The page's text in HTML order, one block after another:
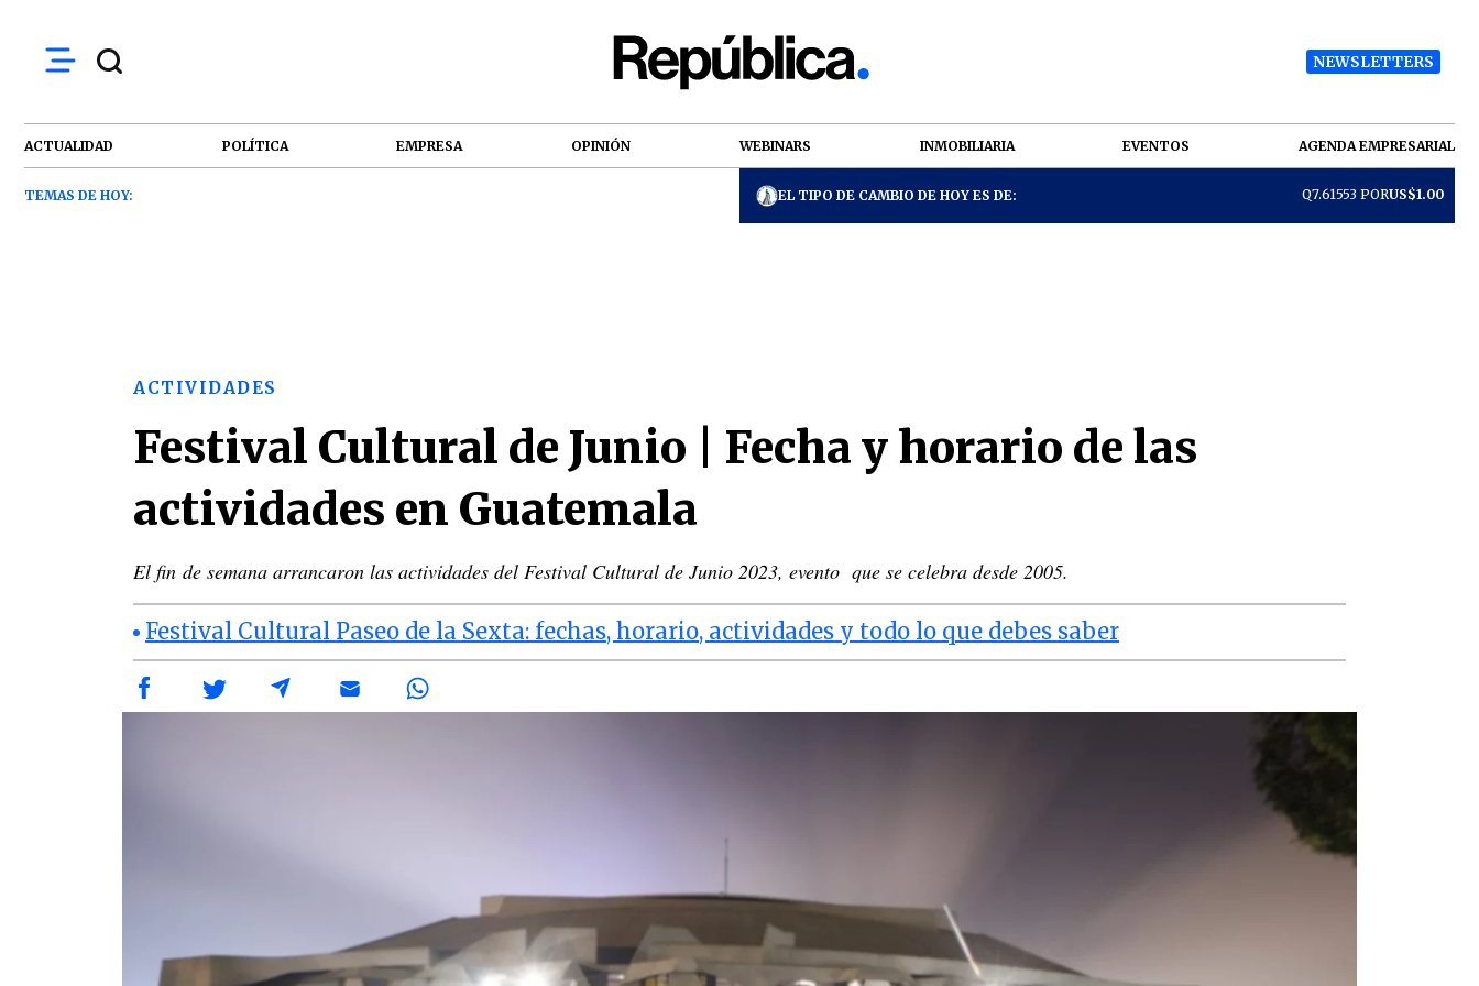
NEWSLETTERS
ACTUALIDAD POLÍTICA EMPRESA OPINIÓN WEBINARS INMOBILIARIA EVENTOS AGENDA EMPRESARIAL
TEMAS DE HOY: EL TIPO DE CAMBIO DE HOY ES DE: Q7.61553 PORUS$1.00
ACTIVIDADES
Festival Cultural de Junio | Fecha y horario de las
actividades en Guatemala
El fin de semana arrancaron las actividades del Festival Cultural de Junio 2023, evento que se celebra desde 2005.
Festival Cultural Paseo de la Sexta: fechas, horario, actividades y todo lo que debes saber